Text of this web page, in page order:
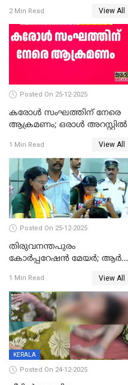
2 Min Read View All
Posted On 25-12-2025
കരോള്‍ സംഘത്തിന് നേരെ
ആക്രമണം; ഒരാള്‍ അറസ്റ്റില്‍
1 Min Read View All
Posted On 25-12-2025
തിരുവനന്തപുരം
കോര്‍പ്പറേഷന്‍ മേയർ; ആര്‍
1 Min Read View All
KERALA
Posted On 24-12-2025